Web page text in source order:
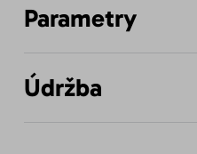
Parametry
Údržba